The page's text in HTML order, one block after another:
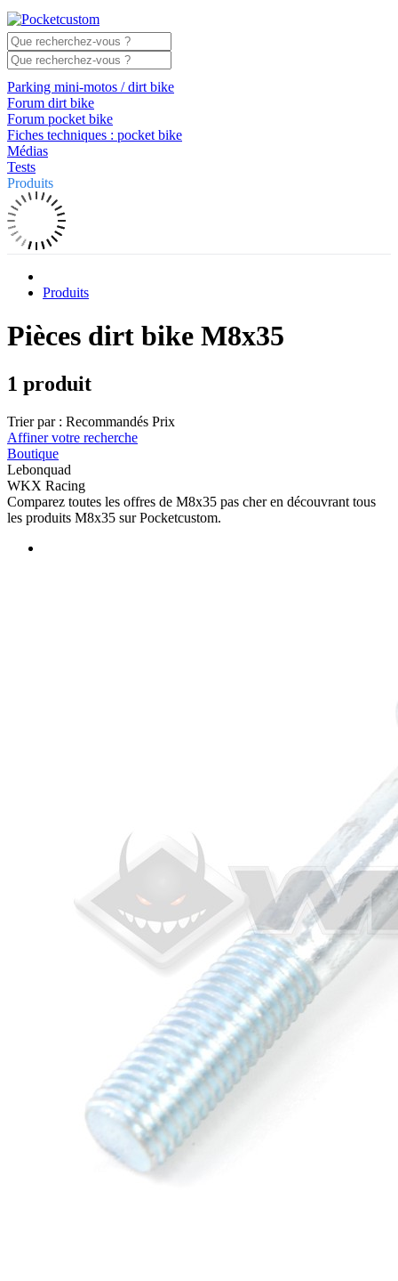
Parking mini-motos / dirt bike
Forum dirt bike
Forum pocket bike
Fiches techniques : pocket bike
Médias
Tests
Produits
Produits
Pièces dirt bike M8x35
1 produit
Trier par : Recommandés Prix
Affiner votre recherche
Boutique
Lebonquad
WKX Racing
Comparez toutes les offres de M8x35 pas cher en découvrant tous
les produits M8x35 sur Pocketcustom.